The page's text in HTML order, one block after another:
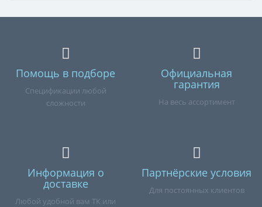
Помощь в подборе
Спецификации любой
сложности
Официальная
гарантия
На весь ассортимент
Информация о
доставке
Любой удобной вам ТК или
Партнёрские условия
Для постоянных клиентов